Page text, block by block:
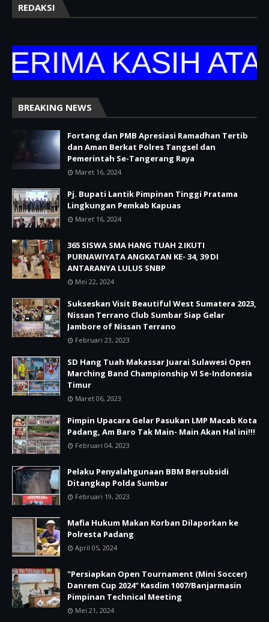
REDAKSI
KASIH ATAS
BREAKING NEWS
Fortang dan PMB Apresiasi Ramadhan Tertib
dan Aman Berkat Polres Tangsel dan
Pemerintah Se-Tangerang Raya
Maret 16, 2024
Pj. Bupati Lantik Pimpinan Tinggi Pratama
Lingkungan Pemkab Kapuas
Maret 16, 2024
365 SISWA SMA HANG TUAH 2 IKUTI
PURNAWIYATA ANGKATAN KE- 34, 39 DI
ANTARANYA LULUS SNBP
Mei 22, 2024
Sukseskan Visit Beautiful West Sumatera 2023,
Nissan Terrano Club Sumbar Siap Gelar
Jambore of Nissan Terrano
Februari 23, 2023
SD Hang Tuah Makassar Juarai Sulawesi Open
Marching Band Championship VI Se-Indonesia
Timur
Maret 06, 2023
Pimpin Upacara Gelar Pasukan LMP Macab Kota
Padang, Am Baro Tak Main- Main Akan Hal ini!!!
Februari 04, 2023
Pelaku Penyalahgunaan BBM Bersubsidi
Ditangkap Polda Sumbar
Februari 19, 2023
Mafia Hukum Makan Korban Dilaporkan ke
Polresta Padang
April 05, 2024
"Persiapkan Open Tournament (Mini Soccer)
Danrem Cup 2024" Kasdim 1007/Banjarmasin
Pimpinan Technical Meeting
Mei 21, 2024